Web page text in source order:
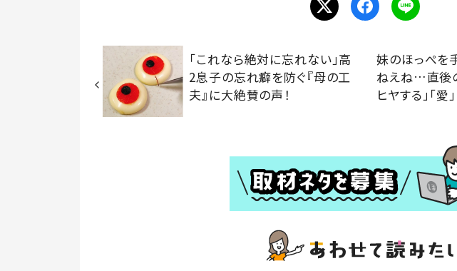
「これなら絶対に忘れない」高
2息子の忘れ癖を防ぐ『母の工
夫』に大絶賛の声！
妹のほっぺを
ねえね…直後
ヒヤする」「愛」